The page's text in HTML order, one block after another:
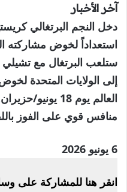
آخر الأخبار
دخل النجم البرتغالي
استعداداً لخوض مشاركته
ستلعب البرتغال مع تشيلي
إلى الولايات المتحدة
العالم يوم 18
منافس قوي على الفوز
تم
بتاريخ
6 يونيو 2026
انقر هنا للمشاركة على